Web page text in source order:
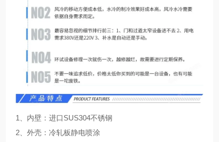
1、内壁：进口SUS304不锈钢
2、外壳：冷轧板静电喷涂